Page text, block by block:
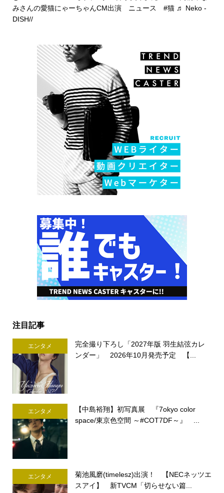
みさんの愛猫にゃーちゃんCM出演 ニュース #猫 ♬ Neko -
DISH//
注目記事
エンタメ
完全撮り下ろし「2027年版 羽生結弦カレ
ンダー」 2026年10月発売予定 【...
エンタメ
【中島裕翔】初写真展 『7okyo color
space/東京色空間 ～#COT7DF～』 ...
エンタメ
菊池風磨(timelesz)出演！ 【NECネッツエ
スアイ】 新TVCM「切らせない篇...